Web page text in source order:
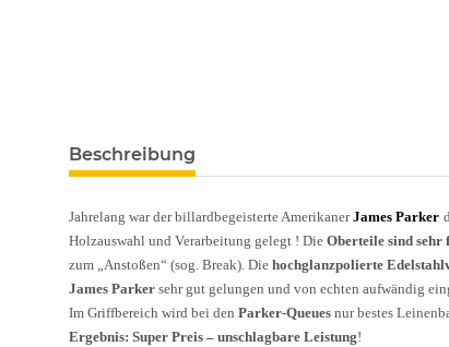
Beschreibung
Jahrelang war der billardbegeisterte AmerikanerJames Parker
Holzauswahl und Verarbeitung gelegt ! Die Oberteile sind sehr
zum „Anstoßen“ (sog. Break). Die hochglanzpolierte
James Parker sehr gut gelungen und von echten aufwändig
Im Griffbereich wird bei den Parker-Queues nur bestes
Ergebnis: Super Preis – unschlagbare Leistung!